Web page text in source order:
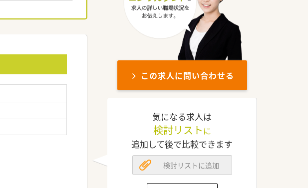
この求人に問い合わせる
気になる求人は
検討リスト に
追加して後で比較できます
検討リストに追加